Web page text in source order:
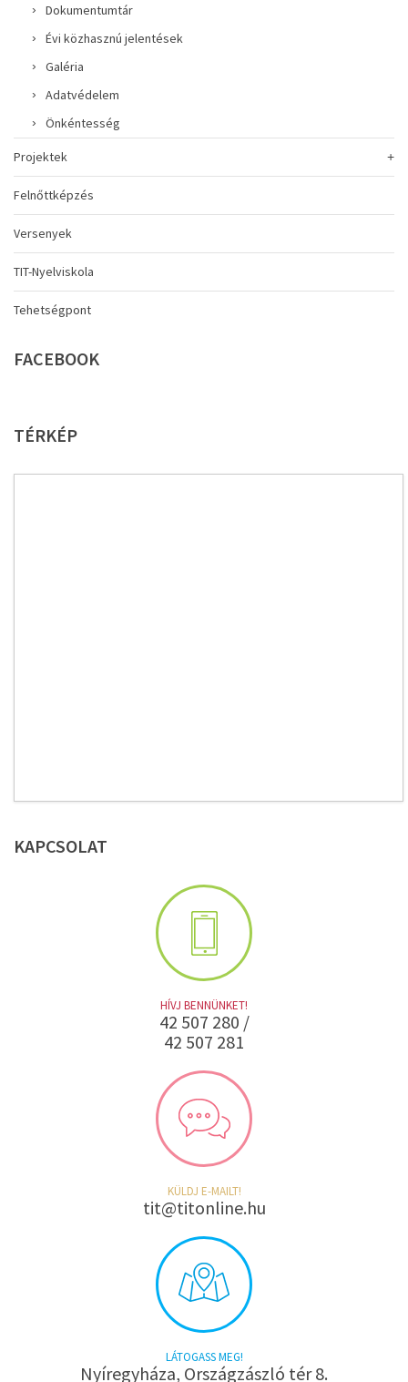
Dokumentumtár
Évi közhasznú jelentések
Galéria
Adatvédelem
Önkéntesség
Projektek
Felnőttképzés
Versenyek
TIT-Nyelviskola
Tehetségpont
FACEBOOK
TÉRKÉP
KAPCSOLAT
HÍVJ BENNÜNKET!
42 507 280 /
42 507 281
KÜLDJ E-MAILT!
tit@titonline.hu
LÁTOGASS MEG!
Nyíregyháza, Országzászló tér 8.